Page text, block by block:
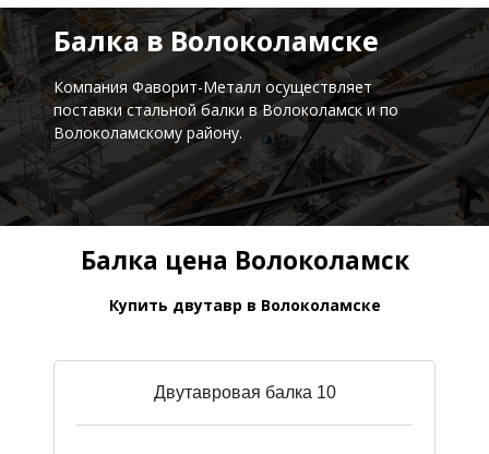
Балка в Волоколамске
Компания Фаворит-Металл осуществляет
поставки стальнойбалки в Волоколамск и по
Волоколамскому району.
Балка цена Волоколамск
Купить двутавр в Волоколамске
Двутавровая балка 10